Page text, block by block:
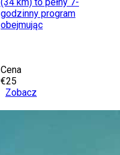
godzinny program
obejmując
Cena
€25
Zobacz